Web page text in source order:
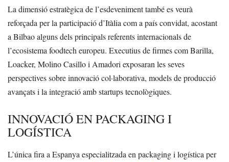
La dimensió estratègica de l’esdeveniment també es veurà
reforçada per la participació d’Itàlia com a país convidat, acostant
a Bilbao alguns dels principals referents internacionals de
l’ecosistema foodtech europeu. Executius de firmes com Barilla,
Loacker, Molino Casillo i Amadori exposaran les seves
perspectives sobre innovació col·laborativa, models de producció
avançats i la integració amb startups tecnològiques.
INNOVACIÓ EN PACKAGING I
LOGÍSTICA
L’única fira a Espanya especialitzada en packaging i logística per